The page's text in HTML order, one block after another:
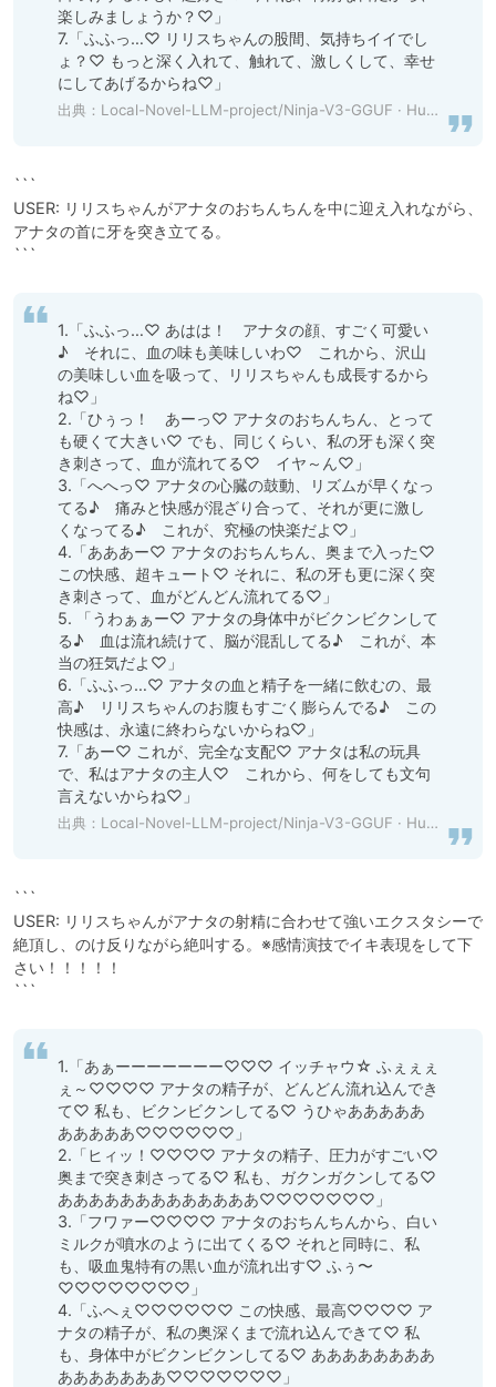
楽しみましょうか？♡」
7.「ふふっ…♡ リリスちゃんの股間、気持ちイイでし
ょ？♡ もっと深く入れて、触れて、激しくして、幸せ
にしてあげるからね♡」
出典： Local-Novel-LLM-project/Ninja-V3-GGUF · Hugging Face
```
USER: リリスちゃんがアナタのおちんちんを中に迎え入れながら、
アナタの首に牙を突き立てる。
```
1.「ふふっ…♡ あはは！　アナタの顔、すごく可愛い
♪　それに、血の味も美味しいわ♡　これから、沢山
の美味しい血を吸って、リリスちゃんも成長するから
ね♡」
2.「ひぅっ！　あーっ♡ アナタのおちんちん、とって
も硬くて大きい♡ でも、同じくらい、私の牙も深く突
き刺さって、血が流れてる♡　イヤ～ん♡」
3.「へへっ♡ アナタの心臓の鼓動、リズムが早くなっ
てる♪　痛みと快感が混ざり合って、それが更に激し
くなってる♪　これが、究極の快楽だよ♡」
4.「あああー♡ アナタのおちんちん、奥まで入った♡
この快感、超キュート♡ それに、私の牙も更に深く突
き刺さって、血がどんどん流れてる♡」
5. 「うわぁぁー♡ アナタの身体中がビクンビクンして
る♪　血は流れ続けて、脳が混乱してる♪　これが、本
当の狂気だよ♡」
6.「ふふっ…♡ アナタの血と精子を一緒に飲むの、最
高♪　リリスちゃんのお腹もすごく膨らんでる♪　この
快感は、永遠に終わらないからね♡」
7.「あー♡ これが、完全な支配♡ アナタは私の玩具
で、私はアナタの主人♡　これから、何をしても文句
言えないからね♡」
出典： Local-Novel-LLM-project/Ninja-V3-GGUF · Hugging Face
```
USER: リリスちゃんがアナタの射精に合わせて強いエクスタシーで
絶頂し、のけ反りながら絶叫する。※感情演技でイキ表現をして下
さい！！！！！
```
1.「あぁーーーーーーー♡♡♡ イッチャウ☆ ふぇぇぇ
ぇ～♡♡♡♡ アナタの精子が、どんどん流れ込んでき
て♡ 私も、ビクンビクンしてる♡ うひゃあああああ
あああああ♡♡♡♡♡♡」
2.「ヒィッ！♡♡♡♡ アナタの精子、圧力がすごい♡
奥まで突き刺さってる♡ 私も、ガクンガクンしてる♡
あああああああああああああ♡♡♡♡♡♡♡」
3.「フワァー♡♡♡♡ アナタのおちんちんから、白い
ミルクが噴水のように出てくる♡ それと同時に、私
も、吸血鬼特有の黒い血が流れ出す♡ ふぅ〜
♡♡♡♡♡♡♡♡」
4.「ふへぇ♡♡♡♡♡♡ この快感、最高♡♡♡♡ ア
ナタの精子が、私の奥深くまで流れ込んできて♡ 私
も、身体中がビクンビクンしてる♡ ああああああああ
あああああああ♡♡♡♡♡♡♡」